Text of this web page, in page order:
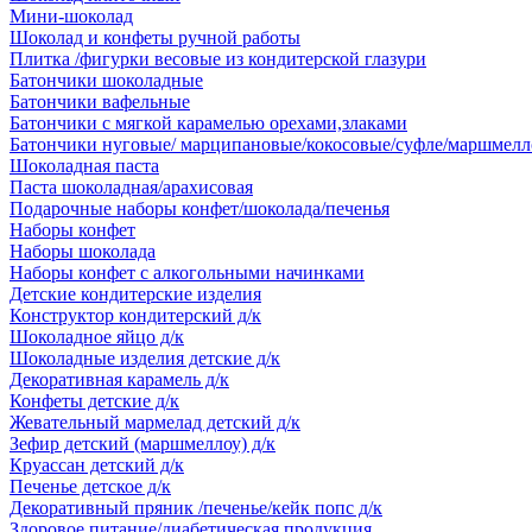
Мини-шоколад
Шоколад и конфеты ручной работы
Плитка /фигурки весовые из кондитерской глазури
Батончики шоколадные
Батончики вафельные
Батончики с мягкой карамелью орехами,злаками
Батончики нуговые/ марципановые/кокосовые/суфле/
Шоколадная паста
Паста шоколадная/арахисовая
Подарочные наборы конфет/шоколада/печенья
Наборы конфет
Наборы шоколада
Наборы конфет с алкогольными начинками
Детские кондитерские изделия
Конструктор кондитерский д/к
Шоколадное яйцо д/к
Шоколадные изделия детские д/к
Декоративная карамель д/к
Конфеты детские д/к
Жевательный мармелад детский д/к
Зефир детский (маршмеллоу) д/к
Круассан детский д/к
Печенье детское д/к
Декоративный пряник /печенье/кейк попс д/к